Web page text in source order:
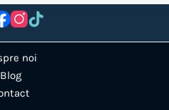
noi
Blog